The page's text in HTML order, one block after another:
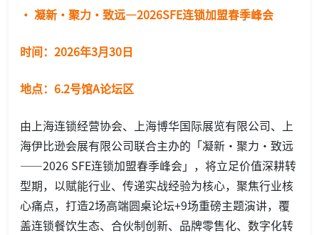
· 凝新·聚力·致远—2026SFE连锁加盟春季峰会
时间：2026年3月30日
地点：6.2号馆A论坛区
由上海连锁经营协会、上海博华国际展览有限公司、上
海伊比逊会展有限公司联合主办的「凝新·聚力·致远
——2026 SFE连锁加盟春季峰会」，将立足价值深耕转
型期，以赋能行业、传递实战经验为核心，聚焦行业核
心痛点，打造2场高端圆桌论坛+9场重磅主题演讲，覆
盖连锁餐饮生态、合伙制创新、品牌零售化、数字化转